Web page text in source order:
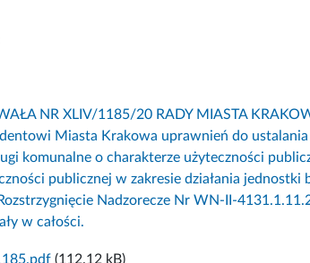
NR XLIV/1185/20 RADY MIASTA
Miasta Krakowa uprawnień do
komunalne o charakterze użyteczności
publicznej w zakresie działania
Nadzorecze Nr WN-II-
w całości.
(112.12 kB)